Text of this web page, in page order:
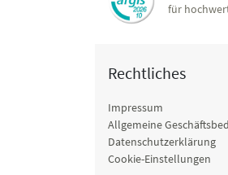
für
Rechtliches
Impressum
Allgemeine
Datenschutzerklärung
Cookie-Einstellungen